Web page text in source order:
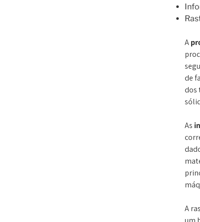
A
de
dos
As
A